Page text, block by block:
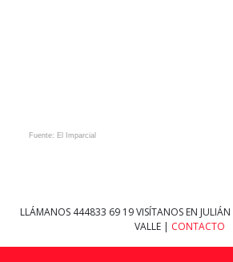
Fuente: El Imparcial
LLÁMANOS 444833 69 19VISÍTANOS EN
VALLE | CONTACTO